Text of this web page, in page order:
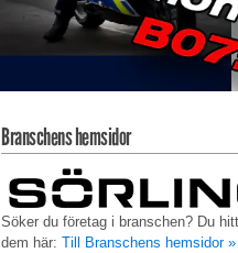
Branschens hemsidor
Söker du företag i branschen? Du
dem här: Till Branschens hemsidor »